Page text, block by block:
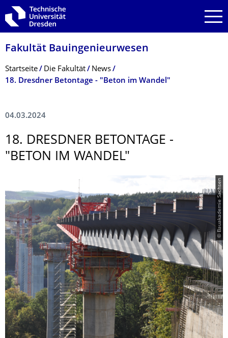
Zur Hauptnavigation springen
Zur Suche springen
Zum Inhalt springen
Fakultät Bauingenieurwesen
Breadcrumb-Menü
Startseite Die Fakultät
News
18. Dresdner Betontage - "Beton im Wandel"
04.03.2024
18. DRESDNER BETONTAGE -
"BETON IM WANDEL"
© Bauakademie Sachsen